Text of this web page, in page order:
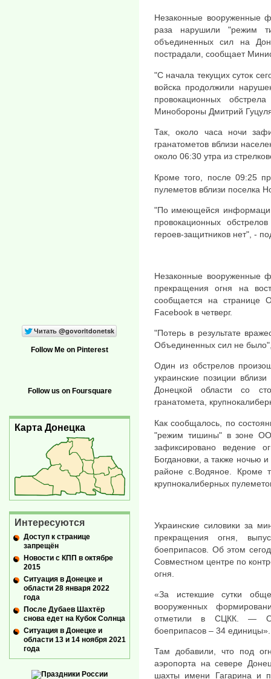
Незаконные вооруженные
раза нарушили "режим
объединенных сил на
пострадали, сообщает
"С начала текущих суток
войска продолжили
провокационных
Минобороны Дмитрий
Так, около часа ночи
гранатометов вблизи
около 06:30 утра из
Кроме того, после 09:25
пулеметов вблизи поселка
"По имеющейся
провокационных
героев-защитников нет", -
Незаконные вооруженные
прекращения огня на
сообщается на странице
Facebook в четверг.
"Потерь в результате
Объединенных сил не
Один из обстрелов
украинские позиции
Донецкой области со
гранатомета,
Как сообщалось, по
"режим тишины" в зоне
зафиксировано ведение
Богдановки, а также ночью
районе с.Водяное. Кроме
крупнокалиберных
Украинские силовики за
прекращения огня,
боеприпасов. Об этом
Совместном центре по
огня.
«За истекшие сутки
вооруженных
отметили в СЦКК. —
боеприпасов – 34 единицы».
Там добавили, что под
аэропорта на севере
шахты имени Гагарина и
Follow Me on Pinterest
Follow us on Foursquare
Карта Донецка
Интересуются
Доступ к странице
запрещён
Новости с КПП в октябре
2015
Ситуация в Донецке и
области 28 января 2022
года
После Дубаев Шахтёр
снова едет на Кубок Солнца
Ситуация в Донецке и
области 13 и 14 ноября 2021
года